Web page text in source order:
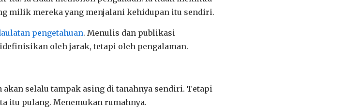
milik mereka yang menjalani kehidupan itu sendiri.
pengetahuan. Menulis dan publikasi
oleh jarak, tetapi oleh pengalaman.
selalu tampak asing di tanahnya sendiri. Tetapi
itu pulang. Menemukan rumahnya.